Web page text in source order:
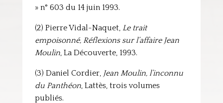
» n° 603 du 14 juin 1993.
(2) Pierre Vidal-Naquet, Le trait
empoisonné, Réflexions sur l’affaire Jean
Moulin, La Découverte, 1993.
(3) Daniel Cordier, Jean Moulin, l’inconnu
du Panthéon, Lattès, trois volumes
publiés.